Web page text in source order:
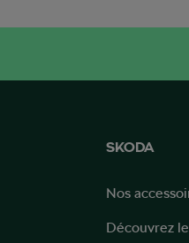
SKODA
Nos
Découvrez